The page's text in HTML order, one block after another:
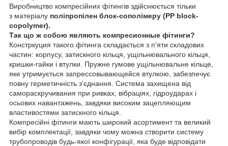
Виробництво компресійних фітингів здійснюється тільки
з матеріалу поліпропілен блок-сополімеру (PP block-
copolymer).
Так що ж собою являють компресионные фітинги?
Констркуция такого фітинга складається з п'яти складових
частин: корпусу, затискного кільця, ущільнювального кільця,
кришки-гайки і втулки. Пружне гумове ущільнювальне кільце,
яке утримується запрессовывающейся втулкою, забезпечує
повну герметичність з'єднання. Система захищена від
самораскручивания при ривках, вібраціях, гідроударах і
осьових навантажень, завдяки високим зацепляющим
властивостями затискного кільця.
Компресійні фітинги мають широкий асортимент та великий
вибір комплектації, завдяки чому можна створити систему
трубопроводів будь-якої конфігурації, яка буде відповідати